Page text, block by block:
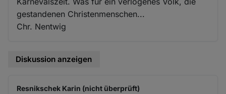
gestandenen Christenmenschen...
Chr. Nentwig
Diskussion anzeigen
Resnikschek Karin (nicht überprüft)